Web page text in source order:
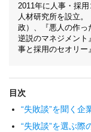
2011年に人事・採
人材研究所を設立
政）、『悪人の作っ
逆説のマネジメント
事と採用のセオリー
目次
“失敗談”を聞く企
“失敗談”を選ぶ際